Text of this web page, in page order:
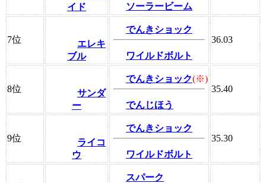
イド
ソーラービーム
7位
エレキ
ブル
でんきショック
ワイルドボルト
36.03
8位
サンダ
ー
でんきショック(※)
でんじほう
35.40
9位
ライコ
ウ
でんきショック
ワイルドボルト
35.30
スパーク